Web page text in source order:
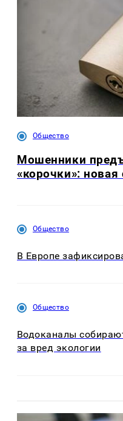
Общество
Мошенники
«корочки»:
Общество
В Европе
Общество
Водоканалы
за вред экологии